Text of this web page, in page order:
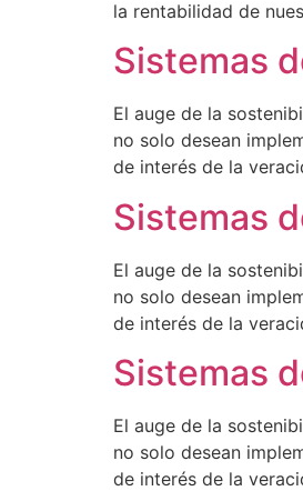
la rentabilidad de
Sistemas
El auge de la
no solo desean
de interés de la
Sistemas
El auge de la
no solo desean
de interés de la
Sistemas
El auge de la
no solo desean
de interés de la